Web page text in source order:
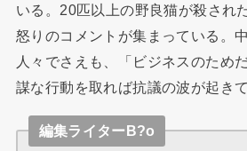
いる。20匹以上の野良猫が殺され
怒りのコメントが集まっている。
人々でさえも、「ビジネスのため
謀な行動を取れば抗議の波が起き
編集ライターB?o